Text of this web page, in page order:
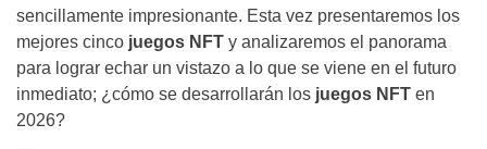
sencillamente impresionante. Esta vez presentaremos los
mejores cinco juegos NFT y analizaremos el panorama
para lograr echar un vistazo a lo que se viene en el futuro
inmediato; ¿cómo se desarrollarán los juegos NFT en
2026?